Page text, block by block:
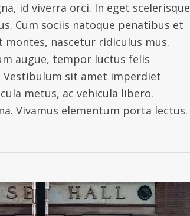
id viverra orci. In eget scelerisque
Cum sociis natoque penatibus et
nascetur ridiculus mus.
augue, tempor luctus felis
Vestibulum sit amet imperdiet
metus, ac vehicula libero.
Vivamus elementum porta lectus.